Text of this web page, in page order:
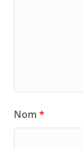
Nom *